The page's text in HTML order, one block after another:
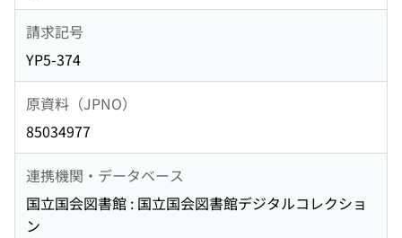
請求記号
YP5-374
原資料（JPNO）
85034977
連携機関・データベース
国立国会図書館 : 国立国会図書館デジタルコレクショ
ン